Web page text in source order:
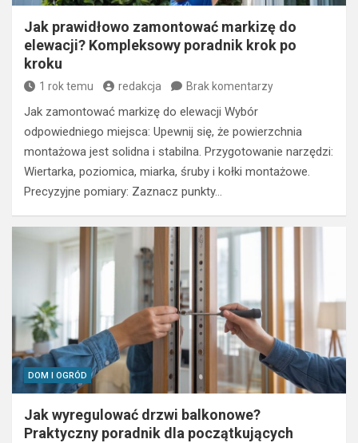
Jak prawidłowo zamontować markizę do
elewacji? Kompleksowy poradnik krok po
kroku
1 rok temu redakcja Brak komentarzy
Jak zamontować markizę do elewacji Wybór
odpowiedniego miejsca: Upewnij się, że powierzchnia
montażowa jest solidna i stabilna. Przygotowanie narzędzi:
Wiertarka, poziomica, miarka, śruby i kołki montażowe.
Precyzyjne pomiary: Zaznacz punkty…
DOM I OGRÓD
Jak wyregulować drzwi balkonowe?
Praktyczny poradnik dla początkujących